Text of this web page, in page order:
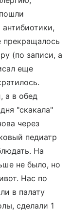
прекращалось
(по записи, а
еще
а в обед
"скакала"
через
педиатр
На
не было, но
Нас по
в палату
сделали 1